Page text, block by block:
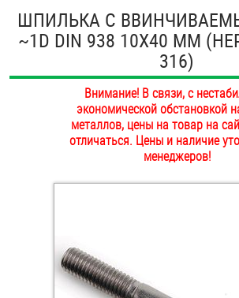
ОПТ
ПОКУПАТЕЛЯМ
ОПЛАТА И ДОСТАВКА
НАШИ МАГАЗИНЫ
Антивандальный крепёж,
Заклепки (Гайки-Заклепки)
ШПИЛЬКА C
~1D DIN 938 10Х40 ММ
316)
Внимание! В связи, с
экономической обстановкой
металлов, цены на товар на
отличаться. Цены и наличие
менеджеров!